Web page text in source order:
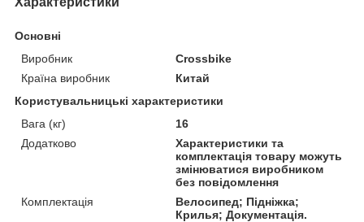
Основні
Виробник
Crossbike
Країна виробник
Китай
Користувальницькі характеристики
Вага (кг)
16
Додатково
Характеристики та
комплектація товару можуть
змінюватися виробником
без повідомлення
Комплектація
Велосипед; Підніжка;
Крилья; Документація.